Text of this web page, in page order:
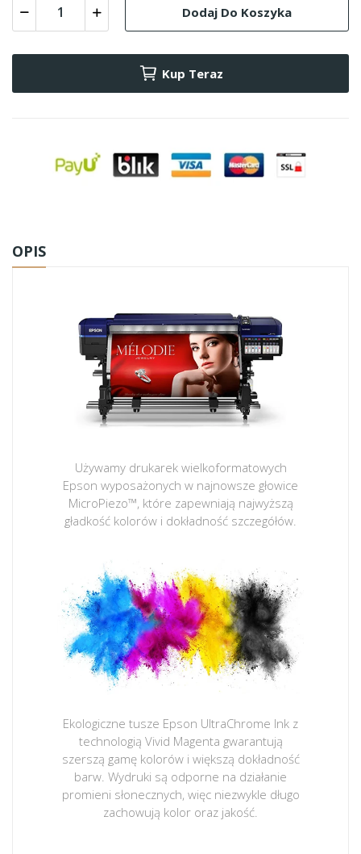
Dodaj Do Koszyka
Kup Teraz
OPIS
Używamy drukarek wielkoformatowych
Epson wyposażonych w najnowsze głowice
MicroPiezo™, które zapewniają najwyższą
gładkość kolorów i dokładność szczegółów.
Ekologiczne tusze Epson UltraChrome Ink z
technologią Vivid Magenta gwarantują
szerszą gamę kolorów i większą dokładność
barw. Wydruki są odporne na działanie
promieni słonecznych, więc niezwykle długo
zachowują kolor oraz jakość.